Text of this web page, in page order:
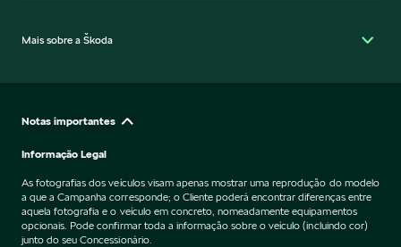
Mais sobre a Škoda
Notas importantes
Informação Legal
As fotografias dos veículos visam apenas mostrar uma reprodução do modelo
a que a Campanha corresponde; o Cliente poderá encontrar diferenças entre
aquela fotografia e o veículo em concreto, nomeadamente equipamentos
opcionais. Pode confirmar toda a informação sobre o veículo (incluindo cor)
junto do seu Concessionário.